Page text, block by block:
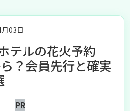
03日
テルの花火予約
？会員先行と確実
PR